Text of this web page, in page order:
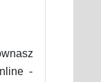
-